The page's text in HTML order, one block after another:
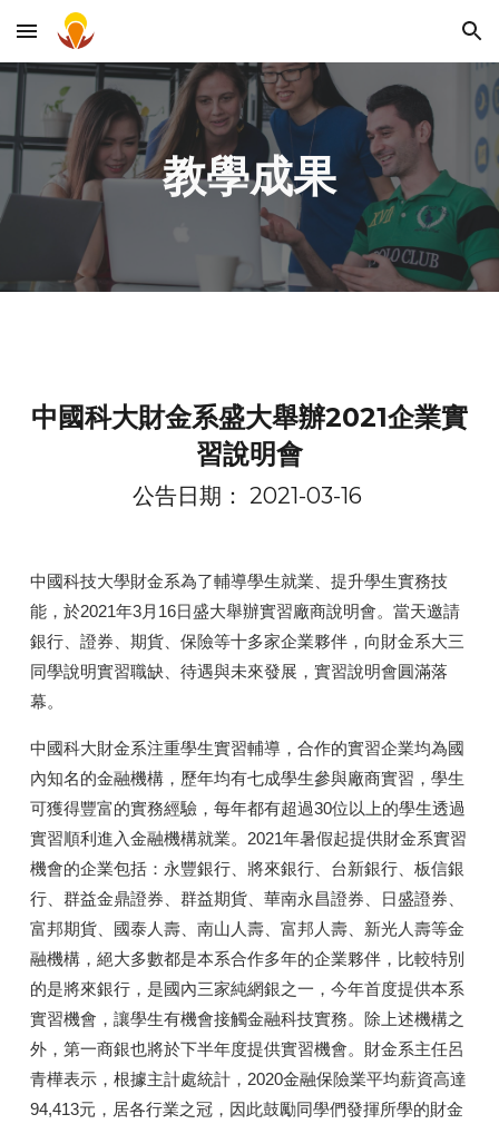
Skip to main content Skip to navigation
教學成果
中國科大財金系盛大舉辦2021企業實
習說明會
公告日期： 2021-03-16
中國科技大學財金系為了輔導學生就業、提升學生實務技
能，於2021年3月16日盛大舉辦實習廠商說明會。當天邀請
銀行、證券、期貨、保險等十多家企業夥伴，向財金系大三
同學說明實習職缺、待遇與未來發展，實習說明會圓滿落
幕。
中國科大財金系注重學生實習輔導，合作的實習企業均為國
內知名的金融機構，歷年均有七成學生參與廠商實習，學生
可獲得豐富的實務經驗，每年都有超過30位以上的學生透過
實習順利進入金融機構就業。2021年暑假起提供財金系實習
機會的企業包括：永豐銀行、將來銀行、台新銀行、板信銀
行、群益金鼎證券、群益期貨、華南永昌證券、日盛證券、
富邦期貨、國泰人壽、南山人壽、富邦人壽、新光人壽等金
融機構，絕大多數都是本系合作多年的企業夥伴，比較特別
的是將來銀行，是國內三家純網銀之一，今年首度提供本系
實習機會，讓學生有機會接觸金融科技實務。除上述機構之
外，第一商銀也將於下半年度提供實習機會。財金系主任呂
青樺表示，根據主計處統計，2020金融保險業平均薪資高達
94,413元，居各行業之冠，因此鼓勵同學們發揮所學的財金